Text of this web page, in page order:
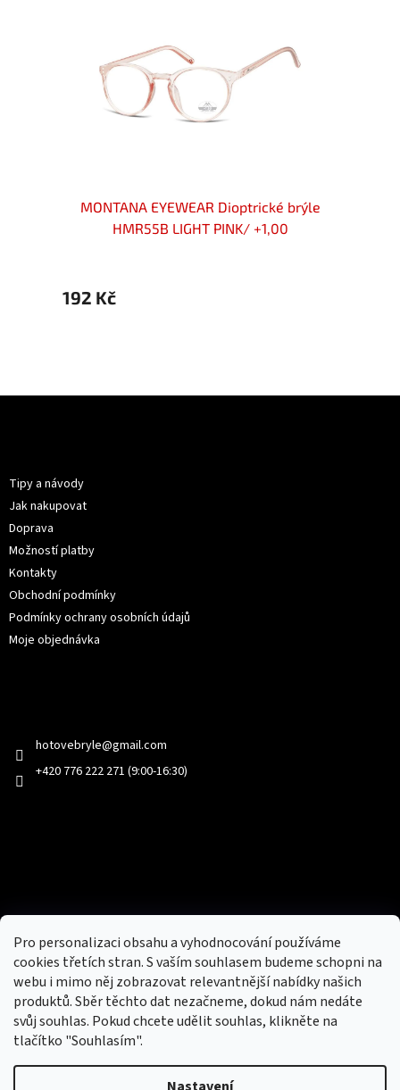
Pro personalizaci obsahu a vyhodnocování používáme
cookies třetích stran. S vaším souhlasem budeme schopni na
webu i mimo něj zobrazovat relevantnější nabídky našich
produktů. Sběr těchto dat nezačneme, dokud nám nedáte
svůj souhlas. Pokud chcete udělit souhlas, klikněte na
tlačítko "Souhlasím".
MONTANA EYEWEAR Dioptrické brýle
HMR55B LIGHT PINK/ +1,00
192 Kč
Tipy a návody
Jak nakupovat
Doprava
Možností platby
Kontakty
Obchodní podmínky
Podmínky ochrany osobních údajů
Moje objednávka
hotovebryle@gmail.com
+420 776 222 271 (9:00-16:30)
Nový obchod s batohy, cestovními zavazadly, tašky a peněženky